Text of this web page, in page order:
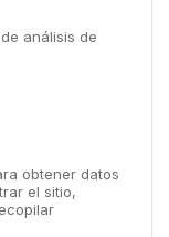
análisis de
obtener datos
el sitio,